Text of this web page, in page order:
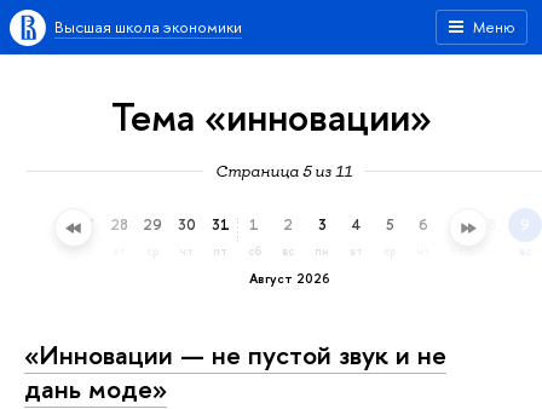
Меню
Высшая школа экономики
Тема «инновации»
Страница 5 из 11
27 28 29 30
чт
31
пт
Август 2026
1
сб
2
вс
3
пн
4
вт
5 6 7 9
вс
«Инновации — не пустой звук и не
дань моде»